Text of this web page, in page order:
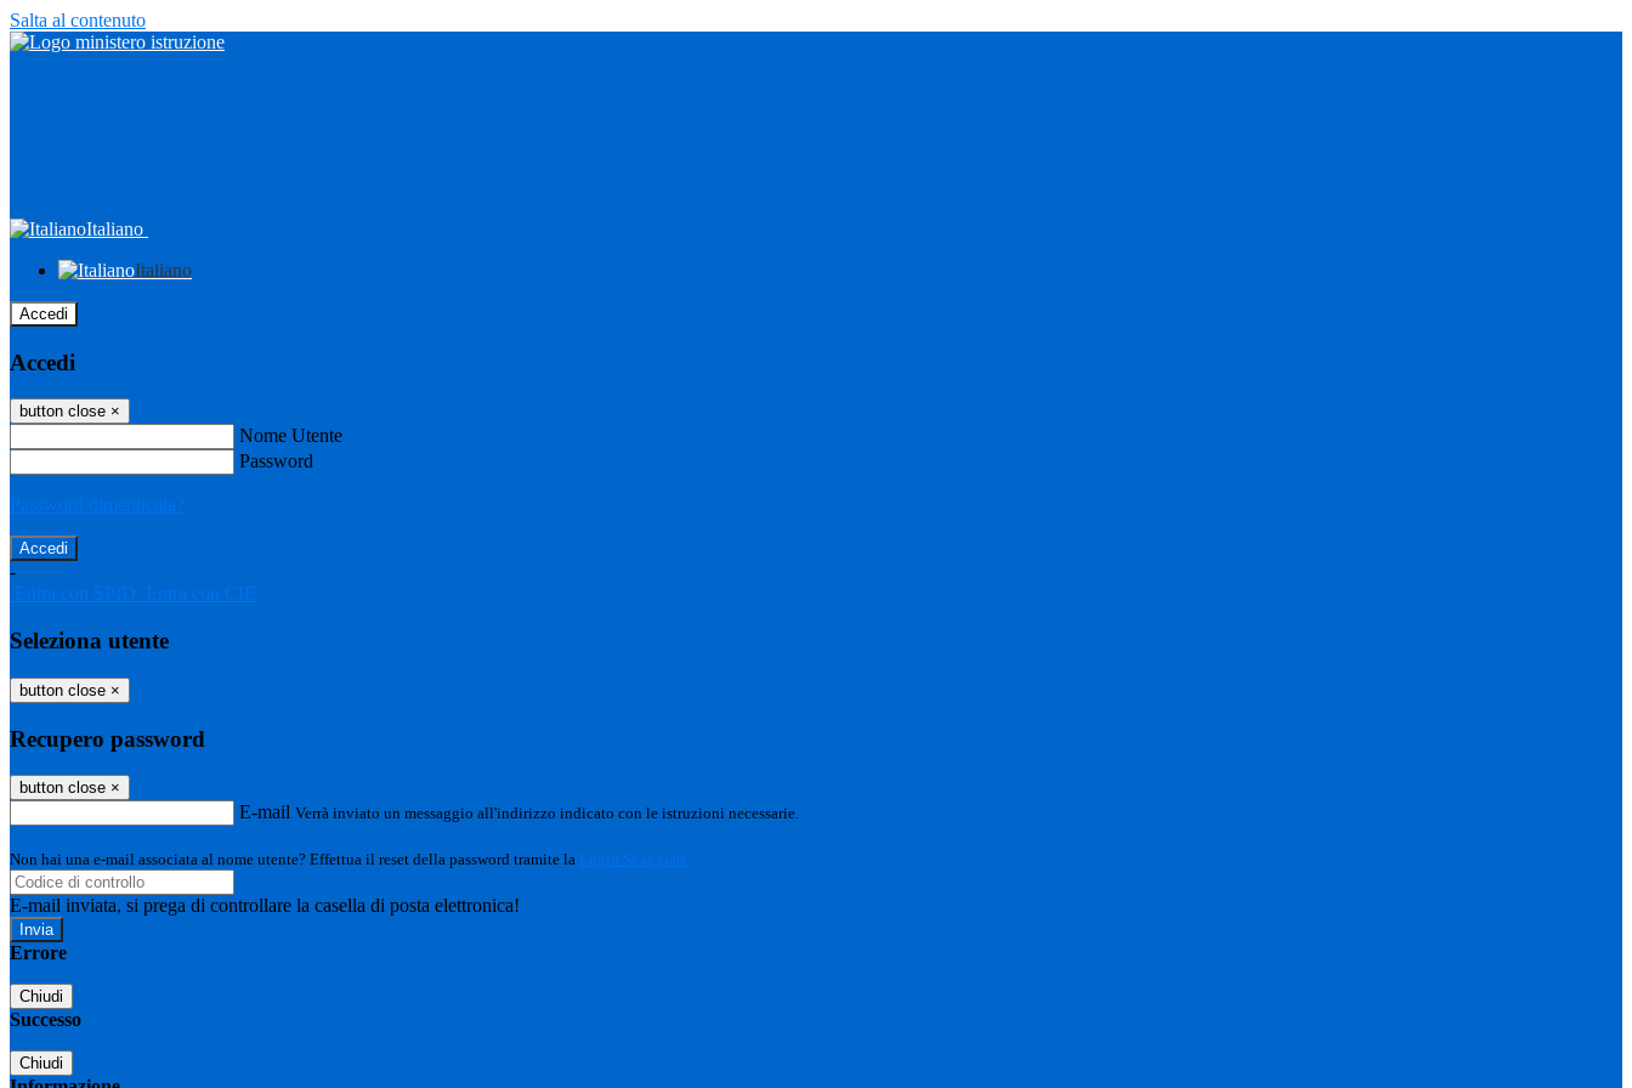
Salta al contenuto
Italiano
Italiano
Accedi
Accedi
button close ×
Nome Utente
Password
Password dimenticata?
-
Entra con SPID
Entra con CIE
Seleziona utente
button close ×
Recupero password
button close ×
E-mail Verrà inviato un messaggio all'indirizzo indicato con le istruzioni necessarie.
Non hai una e-mail associata al nome utente? Effettua il reset della password tramite la Login Spaggiari
E-mail inviata, si prega di controllare la casella di posta elettronica!
Errore
Chiudi
Successo
Chiudi